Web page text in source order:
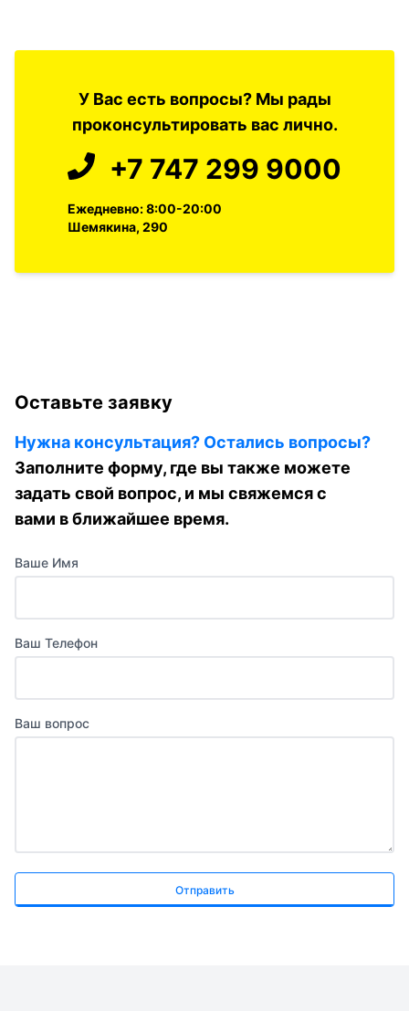
У Вас есть вопросы? Мы рады
проконсультировать вас лично.
+7 747 299 9000
Ежедневно: 8:00-20:00
Шемякина, 290
Оставьте заявку
Нужна консультация? Остались вопросы?
Заполните форму, где вы также можете
задать свой вопрос, и мы свяжемся с
вами в ближайшее время.
Ваше Имя
Ваш Телефон
Ваш вопрос
Отправить